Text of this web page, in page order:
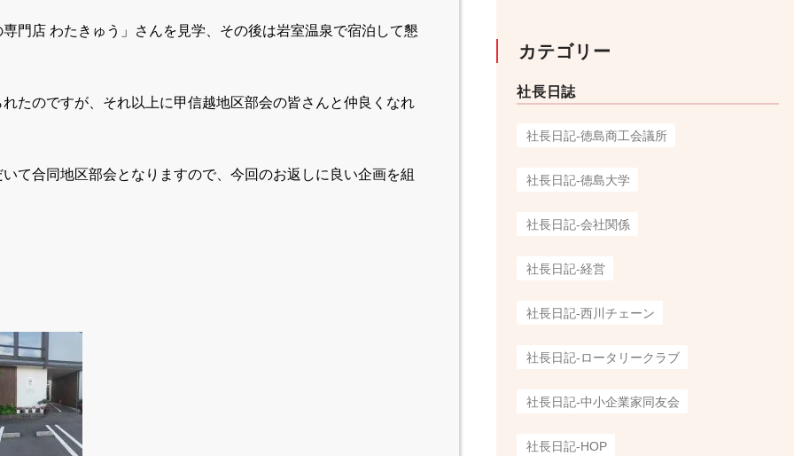
カテゴリー
社長日誌
社長日記-徳島商工会議所
社長日記-徳島大学
社長日記-会社関係
社長日記-経営
社長日記-西川チェーン
社長日記-ロータリークラブ
社長日記-中小企業家同友会
社長日記-HOP
門店 わたきゅう」さんを見学、その後は岩室温泉で宿泊して懇
たのですが、それ以上に甲信越地区部会の皆さんと仲良くなれ
て合同地区部会となりますので、今回のお返しに良い企画を組